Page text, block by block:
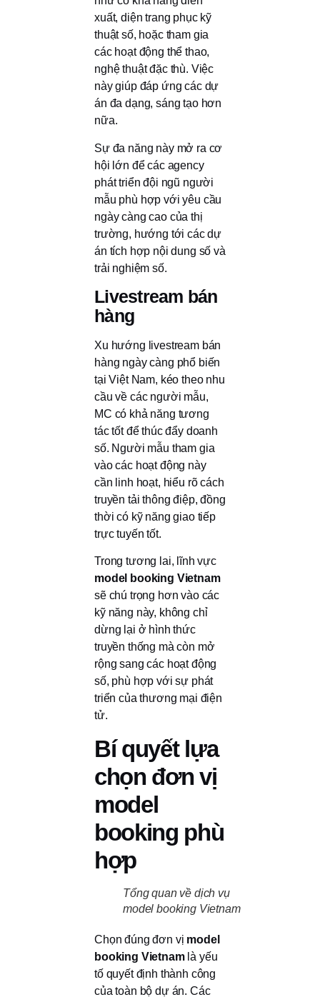
xuất, diện trang phục kỹ
thuật số, hoặc tham gia
các hoạt động thể thao,
nghệ thuật đặc thù. Việc
này giúp đáp ứng các dự
án đa dạng, sáng tạo hơn
nữa.
Sự đa năng này mở ra cơ
hội lớn để các agency
phát triển đội ngũ người
mẫu phù hợp với yêu cầu
ngày càng cao của thị
trường, hướng tới các dự
án tích hợp nội dung số và
trải nghiệm số.
Livestream bán
hàng
Xu hướng livestream bán
hàng ngày càng phổ biến
tại Việt Nam, kéo theo nhu
cầu về các người mẫu,
MC có khả năng tương
tác tốt để thúc đẩy doanh
số. Người mẫu tham gia
vào các hoạt động này
cần linh hoạt, hiểu rõ cách
truyền tải thông điệp, đồng
thời có kỹ năng giao tiếp
trực tuyến tốt.
Trong tương lai, lĩnh vực
model booking Vietnam
sẽ chú trọng hơn vào các
kỹ năng này, không chỉ
dừng lại ở hình thức
truyền thống mà còn mở
rộng sang các hoạt động
số, phù hợp với sự phát
triển của thương mại điện
tử.
Bí quyết lựa
chọn đơn vị
model
booking phù
hợp
Tổng quan về dịch vụ
model booking Vietnam
Chọn đúng đơn vị model
booking Vietnamlà yếu
tố quyết định thành công
của toàn bộ dự án. Các